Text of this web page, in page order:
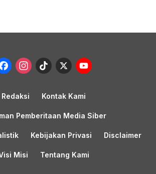
Facebook
Instagram
TikTok
X
Redaksi Kontak Kami
Pemberitaan Media Siber
Kebijakan Privasi Disclaimer
Misi Tentang Kami